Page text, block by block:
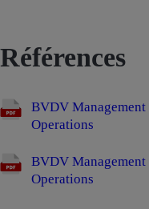
Références
BVDV
Operations
BVDV
Operations